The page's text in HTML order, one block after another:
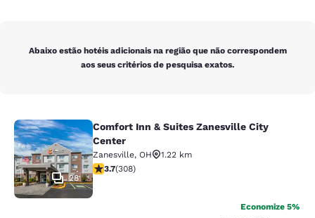
Abaixo estão hotéis adicionais na região que não correspondem
aos seus critérios de pesquisa exatos.
Comfort Inn & Suites Zanesville
28
Comfort Inn & Suites Zanesville City
Center
Zanesville, OH
1.22 km
classificação 3.66 estrelas. Bom. 308 avaliações
3.7(308)
Economize 5%